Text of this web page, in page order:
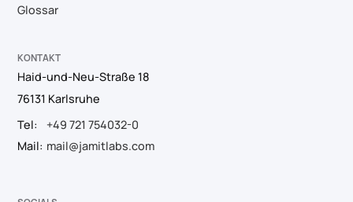
Glossar
KONTAKT
Haid-und-Neu-Straße 18
76131 Karlsruhe
Tel:
+49 721 754032-0
Mail: mail@jamitlabs.com